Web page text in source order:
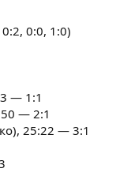
0:0, 1:0)
— 1:1
— 2:1
25:22 — 3:1